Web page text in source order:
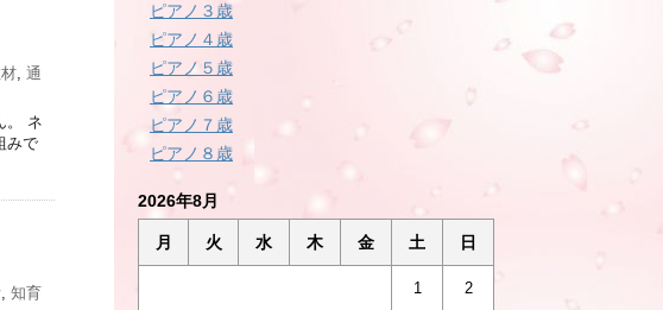
, 通
。 ネ
みで
, 知育
ピアノ３歳
ピアノ４歳
ピアノ５歳
ピアノ６歳
ピアノ７歳
ピアノ８歳
2026年8月
月 火 水 木 金 土 日
1 2